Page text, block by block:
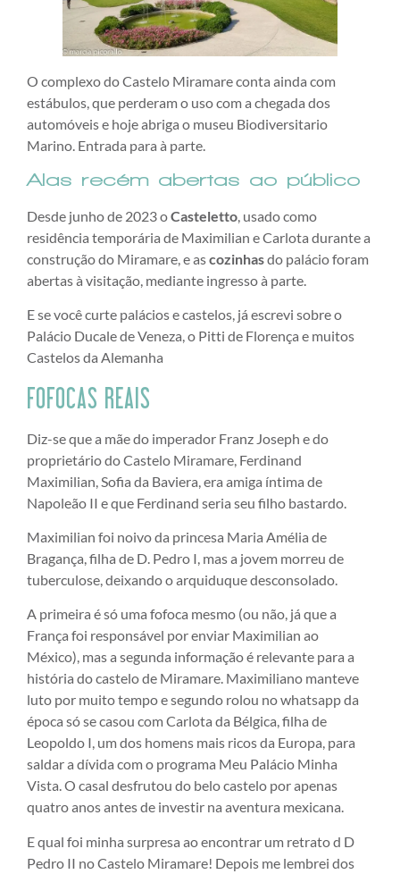
O complexo do Castelo Miramare conta ainda com
estábulos, que perderam o uso com a chegada dos
automóveis e hoje abriga o museu Biodiversitario
Marino. Entrada para à parte.
Alas recém abertas ao público
Desde junho de 2023 oCasteletto , usado como
residência temporária de Maximilian e Carlota durante a
construção do Miramare, e ascozinhasdo palácio foram
abertas à visitação, mediante ingresso à parte.
E se você curte palácios e castelos, já escrevi sobre o
Palácio Ducale de Veneza, o Pitti de Florença e muitos
Castelos da Alemanha
FOFOCAS REAIS
Diz-se que a mãe do imperador Franz Joseph e do
proprietário do Castelo Miramare, Ferdinand
Maximilian, Sofia da Baviera, era amiga íntima de
Napoleão II e que Ferdinand seria seu filho bastardo.
Maximilian foi noivo da princesa Maria Amélia de
Bragança, filha de D. Pedro I, mas a jovem morreu de
tuberculose, deixando o arquiduque desconsolado.
A primeira é só uma fofoca mesmo (ou não, já que a
França foi responsável por enviar Maximilian ao
México), mas a segunda informação é relevante para a
história do castelo de Miramare. Maximiliano manteve
luto por muito tempo e segundo rolou no whatsapp da
época só se casou com Carlota da Bélgica, filha de
Leopoldo I, um dos homens mais ricos da Europa, para
saldar a dívida com o programa Meu Palácio Minha
Vista. O casal desfrutou do belo castelo por apenas
quatro anos antes de investir na aventura mexicana.
E qual foi minha surpresa ao encontrar um retrato d D
Pedro II no Castelo Miramare! Depois me lembrei dos